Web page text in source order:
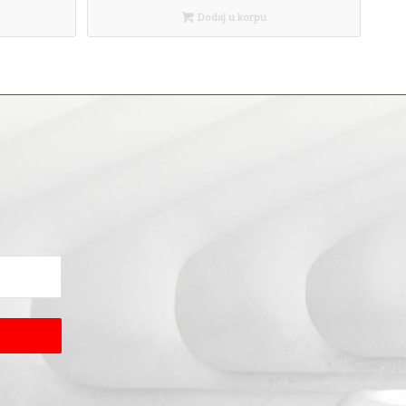
Dodaj u korpu